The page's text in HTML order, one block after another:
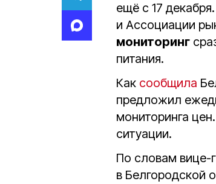
ещё с 17
и Ассоциации
мониторинг
питания.
Как сообщила
предложил
мониторинга
ситуации.
По словам вице-
в Белгородской